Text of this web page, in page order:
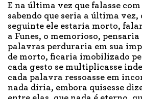
E na última vez que falasse com
sabendo que seria a última vez,
seguinte ele estaria morto,
a Funes, o memorioso, pensaria
palavras perduraria em sua
de morto, ficaria imobilizado
cada gesto se multiplicasse
cada palavra ressoasse em
nada diria, embora quisesse